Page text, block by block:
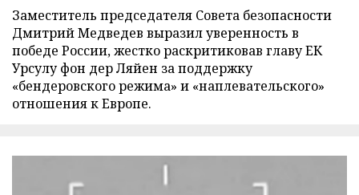
Заместитель председателя Совета безопасности
Дмитрий Медведев выразил уверенность в
победе России, жестко раскритиковав главу ЕК
Урсулу фон дер Ляйен за поддержку
«бендеровского режима» и «наплевательского»
отношения к Европе.